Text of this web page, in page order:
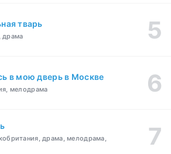
тварь
в мою дверь в Москве
мелодрама
драма, мелодрама,